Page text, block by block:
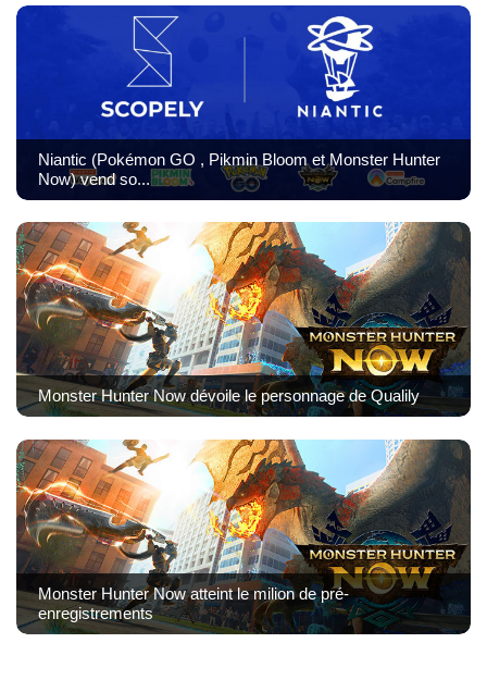
Niantic (Pokémon GO , Pikmin Bloom et Monster Hunter
Now) vend so...
Monster Hunter Now dévoile le personnage de Qualily
Monster Hunter Now atteint le milion de pré-
enregistrements